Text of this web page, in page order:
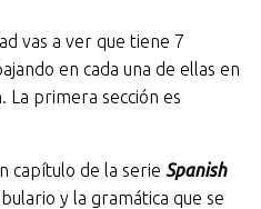
vas a ver que tiene 7
en cada una de ellas en
La primera sección es
capítulo de la serie Spanish
y la gramática que se